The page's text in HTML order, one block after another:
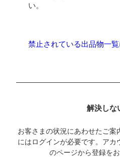
い。
禁止されている出品物一覧
解決しな
お客さまの状況にあわせたご
にはログインが必要です。アカ
のページから登録を